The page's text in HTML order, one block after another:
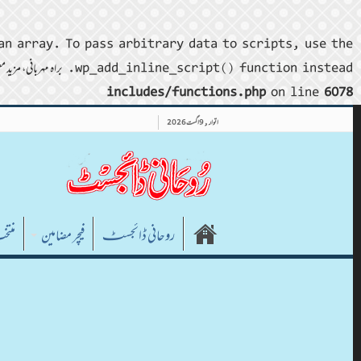
array. To pass arbitrary data to scripts, use the
wp_add_inline_script() function instead. براہ مہربانی، مزید معلومات کے لیے
includes/functions.phpon line 6078
اتوار , 9 اگست 2026
روحانی ڈائجسٹـ فیچر مضامین